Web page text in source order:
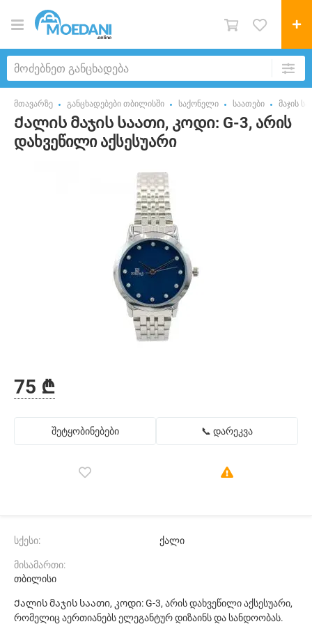
მთავარზე განცხადებები თბილისში საქონელი საათები მაჯის
Ქალის მაჯის საათი, კოდი: G-3, არის
დახვეწილი აქსესუარი
75 ₾
შეტყობინებები 📞 დარეკვა
სქესი: ქალი
მისამართი:
თბილისი
Ქალის მაჯის საათი, კოდი: G-3, არის დახვეწილი აქსესუარი,
რომელიც აერთიანებს ელეგანტურ დიზაინს და სანდოობას.